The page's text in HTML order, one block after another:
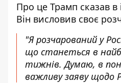
Про це Трамп сказав в
Він висловив своє
"Я розчарований у
що станеться в
тижнів. Думаю, в
важливу заяву щодо